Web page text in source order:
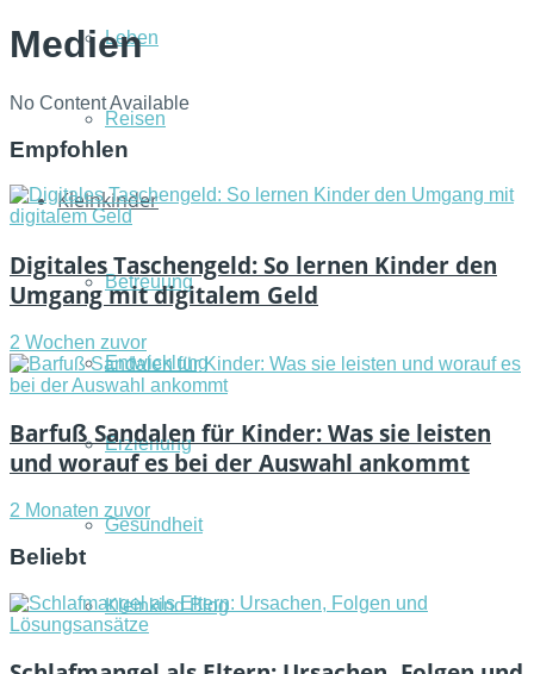
Leben
Reisen
Kleinkinder
Betreuung
Entwicklung
Erziehung
Gesundheit
Kleinkind Blog
Medien
No Content Available
Empfohlen
Digitales Taschengeld: So lernen Kinder den
Umgang mit digitalem Geld
2 Wochen zuvor
Barfuß Sandalen für Kinder: Was sie leisten
und worauf es bei der Auswahl ankommt
2 Monaten zuvor
Beliebt